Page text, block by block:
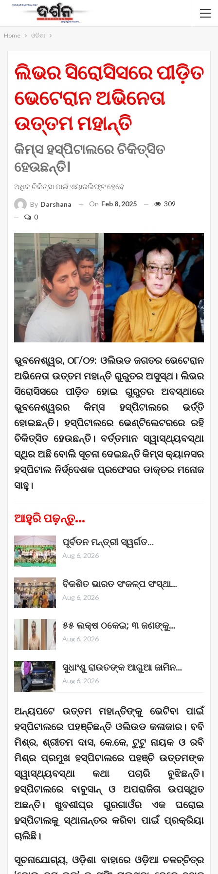
Home ଓଡିଶା
ଲିଭର ସିରୋସିସରେ ପୀଡ଼ିତ
ଭେଟେରାନ ଅଭିନେତା
ଉତ୍ତମ ମହାନ୍ତି
କିମ୍ସ ହସ୍ପିଟାଲରେ ଚିକିତ୍ସିତ
ହେଉଛନ୍ତି।
ଅଧିକ ଚିକିତ୍ସା ପାଇଁ ଏୟାରଲିଫ୍ଟ ହେବେ
By Darshana On Feb 8, 2025
309
0
ଭୁବନେଶ୍ୱର, ୦୮/୦୨: ଓଲିଉଡ ଜଗତର ଭେଟେରାନ
ଅଭିନେତା ଉତ୍ତମ ମହାନ୍ତି ଗୁରୁତର ଅସୁସ୍ଥ। ଲିଭର
ସିରୋସିସରେ ପୀଡ଼ିତ ହୋଇ ଗୁରୁତର ଅବସ୍ଥାରେ
ଭୁବନେଶ୍ୱରର କିମ୍ସ ହସ୍ପିଟାଲରେ ଭର୍ତ୍ତି
ହୋଇଛନ୍ତି। ହସ୍ପିଟାଲରେ ଭେଣ୍ଟିଲେଟରରେ ରହି
ଚିକିତ୍ସିତ ହେଉଛନ୍ତି। ବର୍ତ୍ତମାନ ସ୍ୱାସ୍ଥ୍ୟବସ୍ଥା
ସ୍ଥିର ଅଛି ବୋଲି ସୂଚନା ଦେଇଛନ୍ତି କିମ୍ସ କ୍ୟାନସର
ହସ୍ପିଟାଲ ନିର୍ଦ୍ଦେଶକ ପ୍ରଫେସର ଡାକ୍ତର ମନୋଜ
ସାହୁ।
ଆହୁରି ପଢ଼ନ୍ତୁ...
ପୂର୍ବତନ ମନ୍ତ୍ରୀ ସ୍ୱର୍ଗତ…
Aug 6, 2026
ବିକଶିତ ଭାରତ ସଂକଳ୍ପ ସଂସ୍ଥା…
Aug 6, 2026
୫୫ ଲକ୍ଷ ଠକେଇ; ୩ ଜଣଙ୍କୁ…
Aug 6, 2026
ସୁଧାଂଶୁ ରାଉତଙ୍କ ଆଗୁଆ ଜାମିନ…
Aug 6, 2026
ଅନ୍ୟପଟେ ଉତ୍ତମ ମହାନ୍ତିଙ୍କୁ ଭେଟିବା ପାଇଁ
ହସ୍ପିଟାଲରେ ପହଞ୍ଚିଛନ୍ତି ଓଲିଉଡ କଳାକାର। ବବି
ମିଶ୍ର, ଶ୍ରୀତମ ଦାସ, କେ.କେ, ଟୁଟୁ ନାୟକ ଓ ରବି
ମିଶ୍ର ପ୍ରମୁଖ ହସ୍ପିଟାଲରେ ପହଞ୍ଚି ଉତ୍ତମଙ୍କ
ସ୍ୱାସ୍ଥ୍ୟବସ୍ଥା କଥା ପଚାରି ବୁଝିଛନ୍ତି।
ହସ୍ପିଟାଲରେ ବାବୁସାନ୍ ଓ ଅପରାଜିତା ଉପସ୍ଥିତ
ଅଛନ୍ତି। ଖୁବଶୀଘ୍ର ଗୁରଗାଓଁର ଏକ ଘରୋଇ
ହସ୍ପିଟାଲକୁ ସ୍ଥାନାନ୍ତର କରିବା ପାଇଁ ପ୍ରକ୍ରିୟା
ଚାଲିଛି।
ସୂଚନାଯୋଗ୍ୟ, ଓଡ଼ିଶା ବାହାରେ ଓଡ଼ିଆ ଚଳଚ୍ଚିତ୍ର